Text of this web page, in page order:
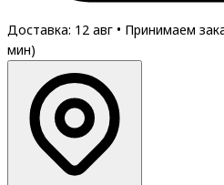
Доставка: 12 авг • Принимаем
мин)